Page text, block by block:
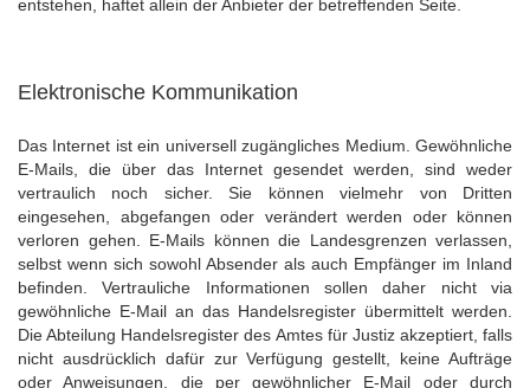
entstehen, haftet allein der Anbieter der betreffenden Seite.
Elektronische Kommunikation
Das Internet ist ein universell zugängliches Medium. Gewöhnliche
E-Mails, die über das Internet gesendet werden, sind weder
vertraulich noch sicher. Sie können vielmehr von Dritten
eingesehen, abgefangen oder verändert werden oder können
verloren gehen. E-Mails können die Landesgrenzen verlassen,
selbst wenn sich sowohl Absender als auch Empfänger im Inland
befinden. Vertrauliche Informationen sollen daher nicht via
gewöhnliche E-Mail an das Handelsregister übermittelt werden.
Die Abteilung Handelsregister des Amtes für Justiz akzeptiert, falls
nicht ausdrücklich dafür zur Verfügung gestellt, keine Aufträge
oder Anweisungen, die per gewöhnlicher E-Mail oder durch